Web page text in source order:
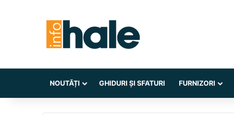
NOUTĂȚI GHIDURI ȘI SFATURI FURNIZORI